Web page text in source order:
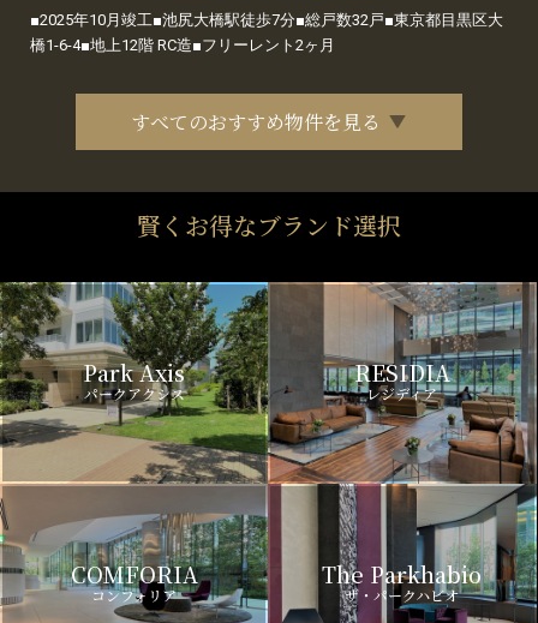
■2025年10月竣工■池尻大橋駅徒歩7分■総戸数32戸■東京都目黒区大
橋1-6-4■地上12階 RC造■フリーレント2ヶ月
すべてのおすすめ物件を見る
賢くお得なブランド選択
Park Axis
パークアクシス
RESIDIA
レジディア
COMFORIA
コンフォリア
The Parkhabio
ザ・パークハビオ